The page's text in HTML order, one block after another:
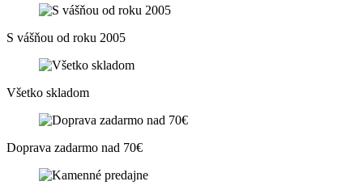
S vášňou od roku 2005
Všetko skladom
Doprava zadarmo nad 70€